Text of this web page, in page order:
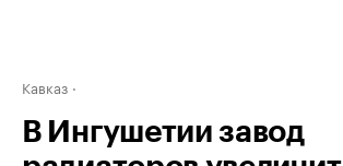
Кавказ
В Ингушетии завод